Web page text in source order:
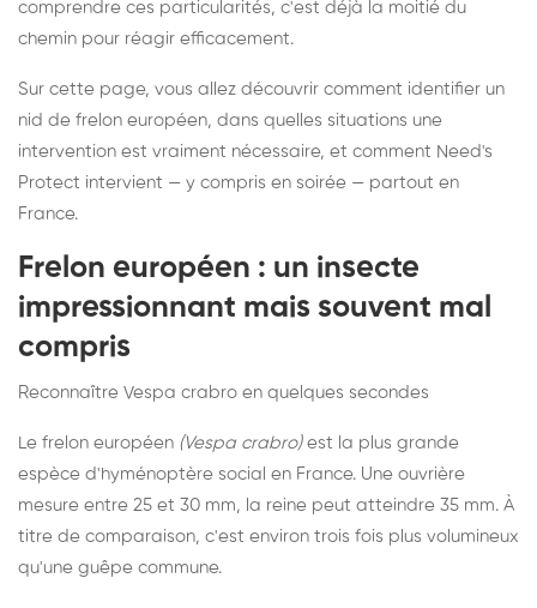
comprendre ces particularités, c'est déjà la moitié du
chemin pour réagir efficacement.
Sur cette page, vous allez découvrir comment identifier un
nid de frelon européen, dans quelles situations une
intervention est vraiment nécessaire, et comment Need's
Protect intervient — y compris en soirée — partout en
France.
Frelon européen : un insecte
impressionnant mais souvent mal
compris
Reconnaître Vespa crabro en quelques secondes
Le frelon européen (Vespa crabro)est la plus grande
espèce d'hyménoptère social en France. Une ouvrière
mesure entre 25 et 30 mm, la reine peut atteindre 35 mm. À
titre de comparaison, c'est environ trois fois plus volumineux
qu'une guêpe commune.